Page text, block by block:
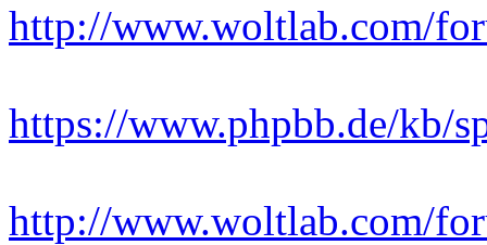
http://www.woltlab.com/
https://www.phpbb.de/kb/
http://www.woltlab.com/